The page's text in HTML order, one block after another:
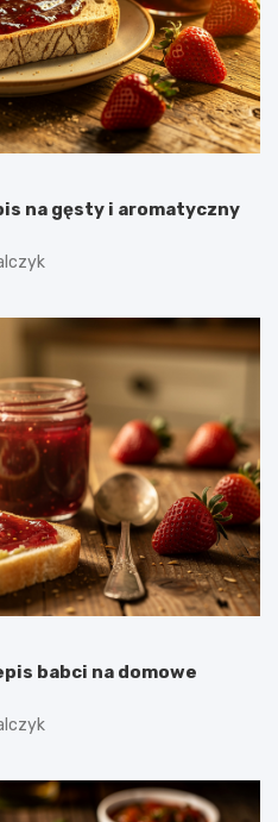
na gęsty i aromatyczny
babci na domowe